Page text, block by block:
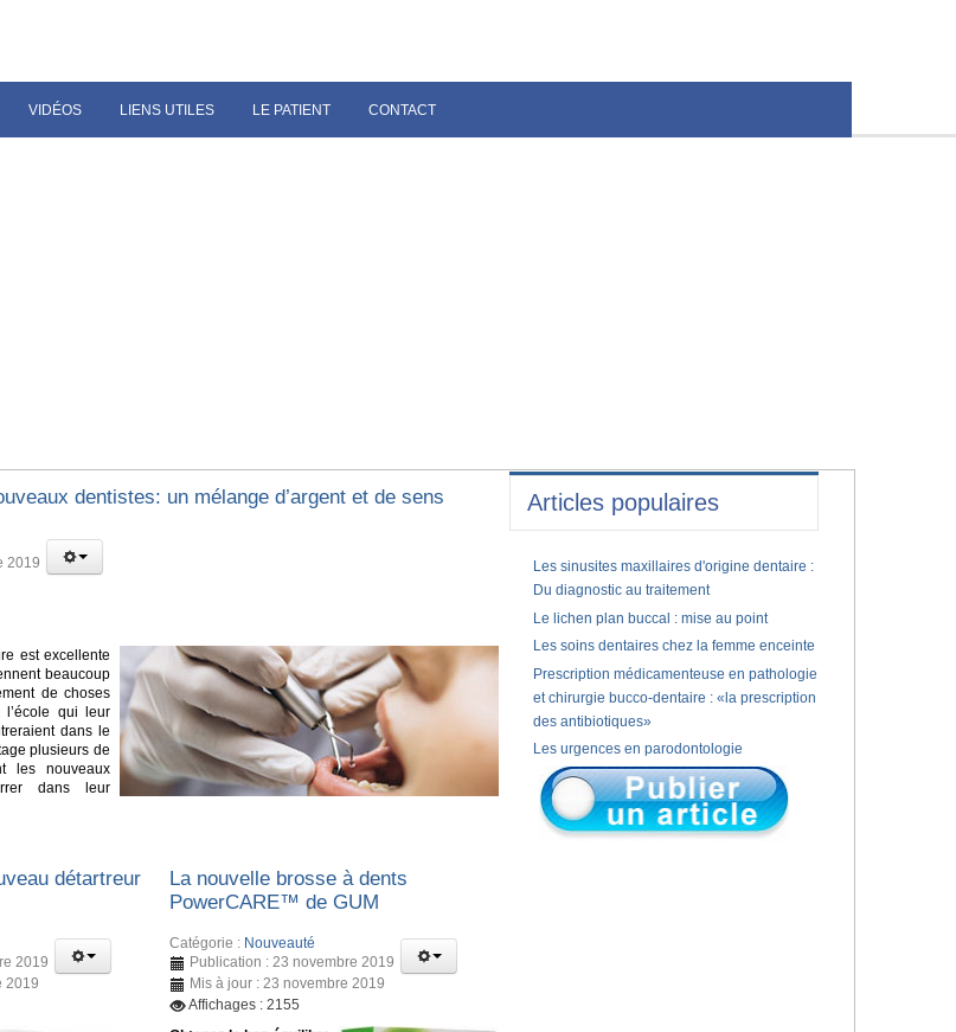
VIDÉOS LIENS UTILES LE PATIENT CONTACT
dentistes: un mélange d’argent et de sens
2019
est excellente
beaucoup
de choses
l’école qui leur
dans le
plusieurs de
les nouveaux
dans leur
détartreur
2019
2019
La nouvelle brosse à dents
PowerCARE™ de GUM
Catégorie : Nouveauté
Publication : 23 novembre 2019
Mis à jour : 23 novembre 2019
Affichages : 2155
Articles populaires
Les sinusites maxillaires d'origine dentaire :
Du diagnostic au traitement
Le lichen plan buccal : mise au point
Les soins dentaires chez la femme enceinte
Prescription médicamenteuse en pathologie
et chirurgie bucco-dentaire : «la prescription
des antibiotiques»
Les urgences en parodontologie